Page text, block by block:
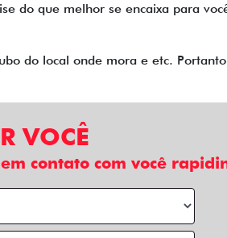
do que melhor se encaixa para
do local onde mora e etc.
VOCÊ
contato com você